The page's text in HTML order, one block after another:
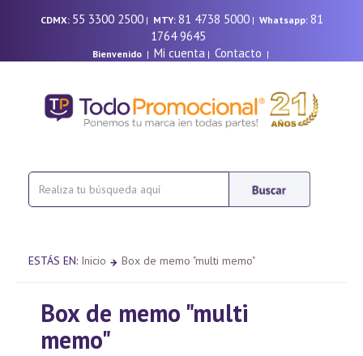
CDMX: 55 3300 2500| MTY: 81 4738 5000| Whatsapp: 81
1764 9645
Bienvenido| Mi cuenta | Contacto |
ESTÁS EN: Inicio Box de memo "multi memo"
Box de memo "multi
memo"